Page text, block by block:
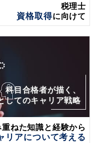
税理士
資格取得に向けて
科目合格者が描く、
してのキャリア戦略
ねた知識と経験から
リアについて考える